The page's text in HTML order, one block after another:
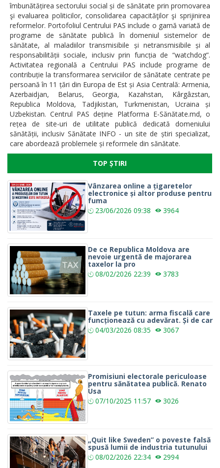
îmbunătățirea sectorului social și de sănătate prin promovarea
şi evaluarea politicilor, consolidarea capacităţilor şi sprijinirea
reformelor. Portofoliul Centrului PAS include o gamă variată de
programe de sănătate publică în domeniul sistemelor de
sănătate, al maladiilor transmisibile și netransmisibile și al
responsabilității sociale, inclusiv prin funcția de “watchdog”.
Activitatea regională a Centrului PAS include programe de
contribuție la transformarea serviciilor de sănătate centrate pe
persoană în 11 țări din Europa de Est și Asia Centrală: Armenia,
Azerbaidjan, Belarus, Georgia, Kazahstan, Kârgâzstan,
Republica Moldova, Tadjikistan, Turkmenistan, Ucraina și
Uzbekistan. Centrul PAS deține Platforma E-Sănătate.md, o
rețea de site-uri de utilitate publică dedicată domeniului
sănătății, inclusiv Sănătate INFO - un site de știri specializat,
care abordează problemele și reformele din sănătate.
TOP ȘTIRI
Vânzarea online a țigaretelor
electronice și altor produse pentru
fuma
23/06/2026 09:38 3964
De ce Republica Moldova are
nevoie urgentă de majorarea
taxelor la pro
08/02/2026 22:39 3783
Taxele pe tutun: arma fiscală care
funcționează cu adevărat. Și de car
04/03/2026 08:35 3067
Promisiuni electorale periculoase
pentru sănătatea publică. Renato
Usa
07/10/2025 11:57 3026
„Quit like Sweden” o poveste falsă
spusă lumii de industria tutunului
08/02/2026 22:34 2994